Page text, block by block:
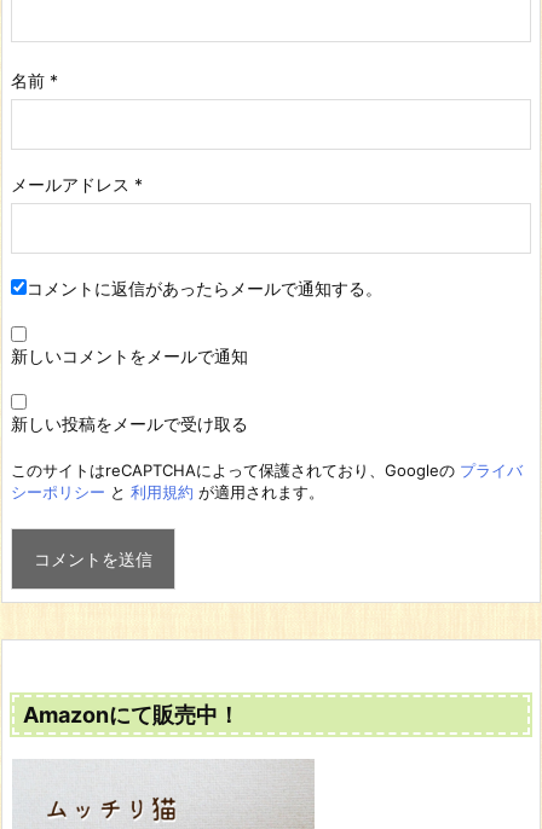
名前 *
メールアドレス *
コメントに返信があったらメールで通知する。
新しいコメントをメールで通知
新しい投稿をメールで受け取る
このサイトはreCAPTCHAによって保護されており、Googleの プライバ
シーポリシー と 利用規約 が適用されます。
Amazonにて販売中！